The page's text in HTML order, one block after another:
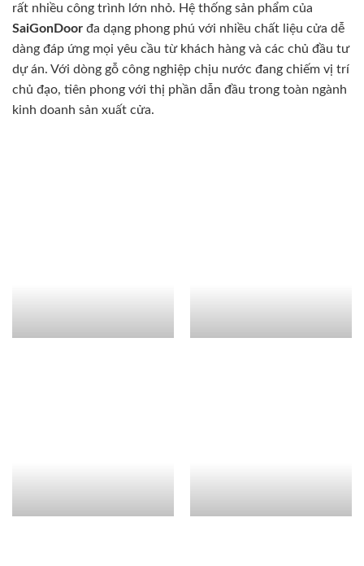
rất nhiều công trình lớn nhỏ. Hệ thống sản phẩm của
SaiGonDoor đa dạng phong phú với nhiều chất liệu cửa dễ
dàng đáp ứng mọi yêu cầu từ khách hàng và các chủ đầu tư
dự án. Với dòng gỗ công nghiệp chịu nước đang chiếm vị trí
chủ đạo, tiên phong với thị phần dẫn đầu trong toàn ngành
kinh doanh sản xuất cửa.